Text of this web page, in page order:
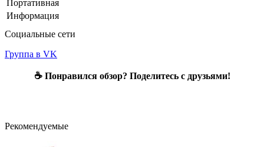
Портативная
Информация
Социальные сети
Группа в VK
☕ Понравился обзор? Поделитесь с друзьями!
Рекомендуемые